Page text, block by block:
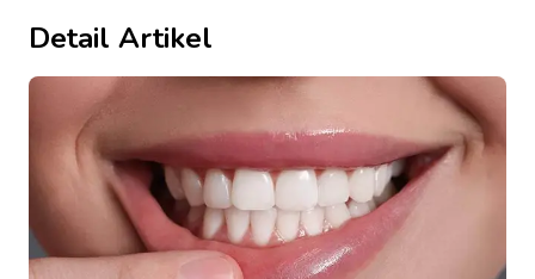
Detail Artikel